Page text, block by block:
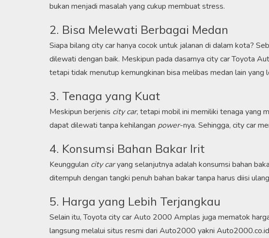
bukan menjadi masalah yang cukup membuat stress.
2. Bisa Melewati Berbagai Medan
Siapa bilang city car hanya cocok untuk jalanan di dalam kota?
dilewati dengan baik. Meskipun pada dasarnya city car Toyota
tetapi tidak menutup kemungkinan bisa melibas medan lain yang
3. Tenaga yang Kuat
Meskipun berjenis city car, tetapi mobil ini memiliki tenaga yang
dapat dilewati tanpa kehilangan power-nya. Sehingga, city car
4. Konsumsi Bahan Bakar Irit
Keunggulan city caryang selanjutnya adalah konsumsi bahan
ditempuh dengan tangki penuh bahan bakar tanpa harus diisi
5. Harga yang Lebih Terjangkau
Selain itu, Toyota city car Auto 2000 Amplas juga mematok
langsung melalui situs resmi dari Auto2000 yakni